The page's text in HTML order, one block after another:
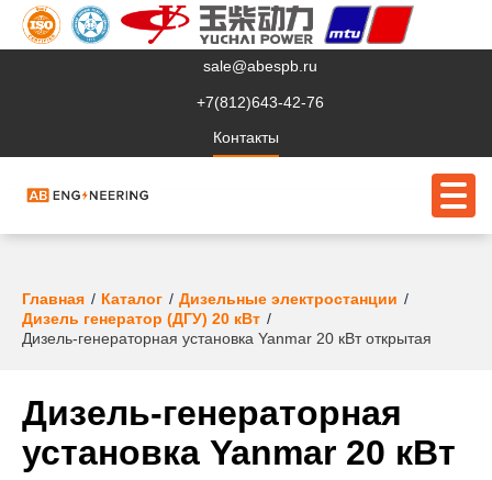
sale@abespb.ru
+7(812)643-42-76
Контакты
О компании
Клиентам
Сервис
Судовое ЭО
Главная Каталог
Дизельные электростанции
Дизель генератор (ДГУ) 20 кВт
Дизель-генераторная установка Yanmar 20 кВт открытая
Дизель-генераторная
установка Yanmar 20 кВт